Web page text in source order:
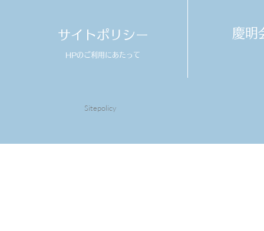
サイトポリシー
HPのご利用にあたって
慶明
Sitepolicy